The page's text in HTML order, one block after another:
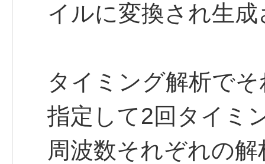
イルに変換され生
タイミング解析で
指定して2回タイミ
周波数それぞれの解